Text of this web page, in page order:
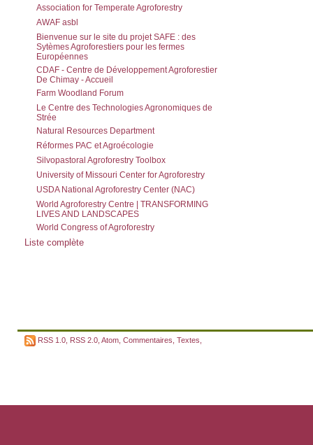
Association for Temperate Agroforestry
AWAF asbl
Bienvenue sur le site du projet SAFE : des
Sytèmes Agroforestiers pour les fermes
Européennes
CDAF - Centre de Développement Agroforestier
De Chimay - Accueil
Farm Woodland Forum
Le Centre des Technologies Agronomiques de
Strée
Natural Resources Department
Réformes PAC et Agroécologie
Silvopastoral Agroforestry Toolbox
University of Missouri Center for Agroforestry
USDA National Agroforestry Center (NAC)
World Agroforestry Centre | TRANSFORMING
LIVES AND LANDSCAPES
World Congress of Agroforestry
Liste complète
RSS 1.0 RSS 2.0 Atom Commentaires Textes